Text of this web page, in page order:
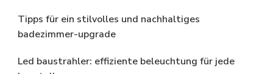
Tipps für ein stilvolles und nachhaltiges
badezimmer-upgrade
Led baustrahler: effiziente beleuchtung für jede